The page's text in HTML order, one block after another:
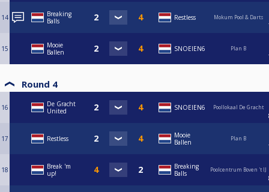
14
Breaking
Balls
Restless Mokum Pool & Darts
15
Mooie
Ballen
SNOEIEN6 Plan B
Round 4
16
De Gracht
United
SNOEIEN6 Poollokaal De Gracht
17 Restless
Mooie
Ballen
Plan B
18
Break 'm
up!
Breaking
Balls
Poolcentrum Boven 't IJ